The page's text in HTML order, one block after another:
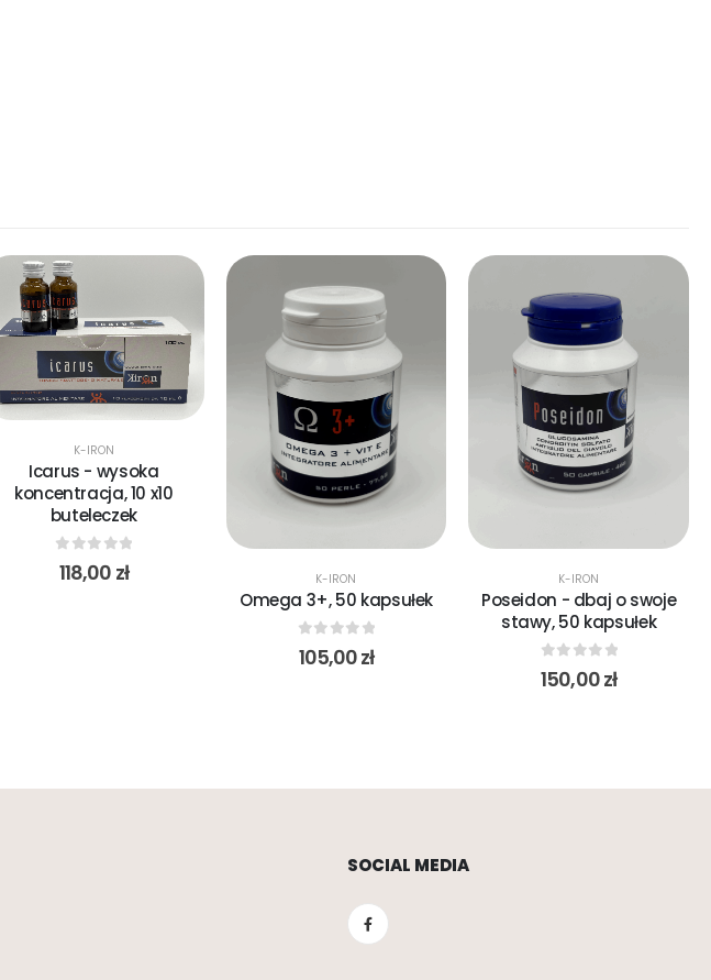
K-IRON
Icarus - wysoka
koncentracja, 10 x10
buteleczek
0out of 5
118,00 zł K-IRON
Omega 3+, 50 kapsułek
0out of 5
105,00zł
K-IRON
Poseidon - dbaj o swoje
stawy, 50 kapsułek
0out of 5
150,00zł
SOCIAL MEDIA